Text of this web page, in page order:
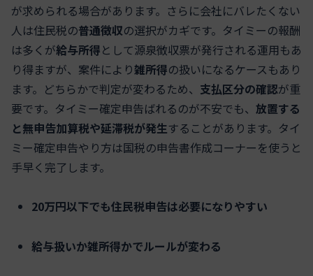
が求められる場合があります。さらに会社にバレたくない
人は住民税の普通徴収の選択がカギです。タイミーの報酬
は多くが給与所得として源泉徴収票が発行される運用もあ
り得ますが、案件により雑所得の扱いになるケースもあり
ます。どちらかで判定が変わるため、 支払区分の確認が重
要です。タイミー確定申告ばれるのが不安でも、 放置する
と無申告加算税や延滞税が発生することがあります。タイ
ミー確定申告やり方は国税の申告書作成コーナーを使うと
手早く完了します。
20万円以下でも住民税申告は必要になりやすい
給与扱いか雑所得かでルールが変わる